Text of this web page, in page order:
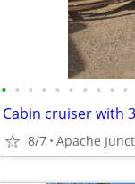
• • • • • • • • • •
Cabin cruiser with
8/7 Apache